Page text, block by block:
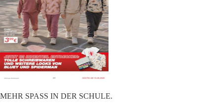
MEHR SPASS IN DER SCHULE.